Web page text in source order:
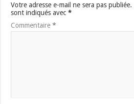
Votre adresse e-mail ne sera pas publiée.
sont indiqués avec*
Commentaire*